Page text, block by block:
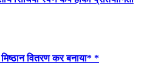
वितरण कर बनाया* *